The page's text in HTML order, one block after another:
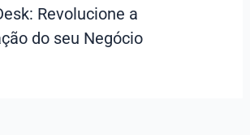
Revolucione a
do seu Negócio